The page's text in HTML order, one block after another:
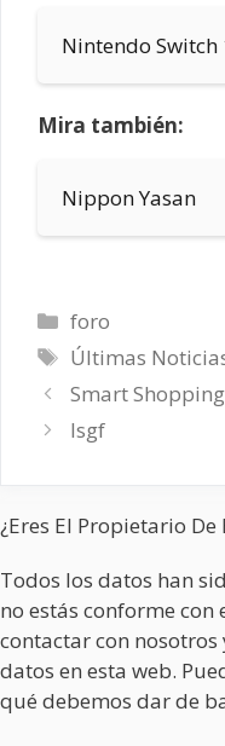
Nintendo Switch
Mira también:
Nippon Yasan
Categorías
foro
Etiquetas
Últimas
Smart Shopping
Isgf
¿Eres El Propietario De
Todos los datos han
no estás conforme
contactar con
datos en esta web.
qué debemos dar de